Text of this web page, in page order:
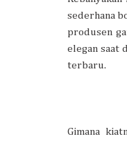
sederhana
produsen
elegan saat
terbaru.
Gimana